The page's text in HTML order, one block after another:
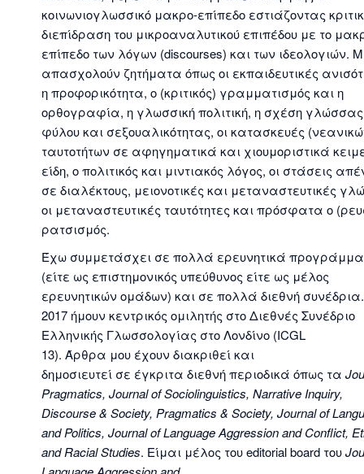
κοινωνιογλωσσικό μακρο-επίπεδο εστιάζοντας
διεπίδραση του μικροαναλυτικού επιπέδου με το
επίπεδο των λόγων (discourses) και των ιδεολογιών.
απασχολούν ζητήματα όπως οι εκπαιδευτικές
η προφορικότητα, ο (κριτικός) γραμματισμός και η
ορθογραφία, η γλωσσική πολιτική, η σχέση
φύλου και σεξουαλικότητας, οι κατασκευές
ταυτοτήτων σε αφηγηματικά και χιουμοριστικά
είδη, ο πολιτικός και μιντιακός λόγος, οι στάσεις
σε διαλέκτους, μειονοτικές και μεταναστευτικές
οι μεταναστευτικές ταυτότητες και πρόσφατα ο
ρατσισμός.
Έχω συμμετάσχει σε πολλά ερευνητικά
(είτε ως επιστημονικός υπεύθυνος είτε ως μέλος
ερευνητικών ομάδων) και σε πολλά διεθνή
2017 ήμουν κεντρικός ομιλητής στο Διεθνές Συνέδριο
Ελληνικής Γλωσσολογίας στο Λονδίνο (ICGL
13). Άρθρα μου έχουν διακριθεί και
δημοσιευτεί σε έγκριτα διεθνή περιοδικά όπως τα
Pragmatics, Journal of Sociolinguistics, Narrative Inquiry,
Discourse & Society, Pragmatics & Society, Journal of
and Politics, Journal of Language Aggression and Conflict,
and Racial Studies. Είμαι μέλος του editorial board του